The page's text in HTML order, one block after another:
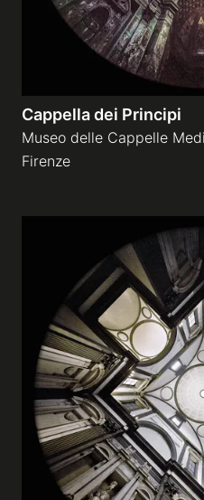
Cappella dei Principi
Museo delle Cappelle
Firenze